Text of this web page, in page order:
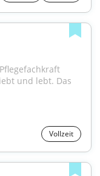
und lebt. Das
Vollzeit